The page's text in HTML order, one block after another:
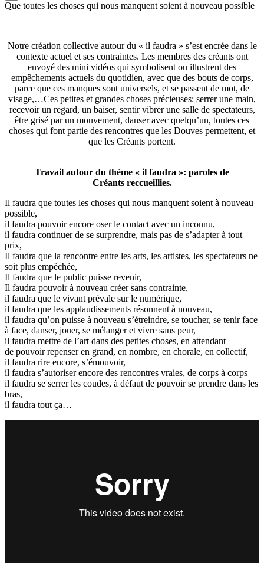
Que toutes les choses qui nous manquent soient à nouveau possible
Notre création collective autour du « il faudra » s’est encrée dans le
contexte actuel et ses contraintes. Les membres des créants ont
envoyé des mini vidéos qui symbolisent ou illustrent des
empêchements actuels du quotidien, avec que des bouts de corps,
parce que ces manques sont universels, et se passent de mot, de
visage,…Ces petites et grandes choses précieuses: serrer une main,
recevoir un regard, un baiser, sentir vibrer une salle de spectateurs,
être grisé par un mouvement, danser avec quelqu’un, toutes ces
choses qui font partie des rencontres que les Douves permettent, et
que les Créants portent.
Travail autour du thème « il faudra »: paroles de
Créants reccueillies.
Il faudra que toutes les choses qui nous manquent soient à nouveau
possible,
il faudra pouvoir encore oser le contact avec un inconnu,
il faudra continuer de se surprendre, mais pas de s’adapter à tout
prix,
Il faudra que la rencontre entre les arts, les artistes, les spectateurs ne
soit plus empêchée,
Il faudra que le public puisse revenir,
Il faudra pouvoir à nouveau créer sans contrainte,
il faudra que le vivant prévale sur le numérique,
il faudra que les applaudissements résonnent à nouveau,
il faudra qu’on puisse à nouveau s’étreindre, se toucher, se tenir face
à face, danser, jouer, se mélanger et vivre sans peur,
il faudra mettre de l’art dans des petites choses, en attendant
de pouvoir repenser en grand, en nombre, en chorale, en collectif,
il faudra rire encore, s’émouvoir,
il faudra s’autoriser encore des rencontres vraies, de corps à corps
il faudra se serrer les coudes, à défaut de pouvoir se prendre dans les
bras,
il faudra tout ça…